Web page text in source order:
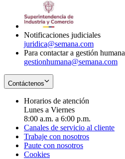
Notificaciones judiciales
juridica@semana.com
Para contactar a gestión humana
gestionhumana@semana.com
Contáctenos
Horarios de atención
Lunes a Viernes
8:00 a.m. a 6:00 p.m.
Canales de servicio al cliente
Trabaje con nosotros
Paute con nosotros
Cookies